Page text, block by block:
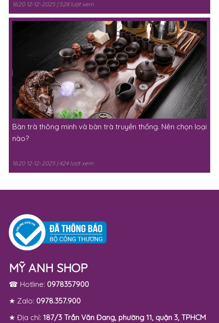
16:20 12-12-2025 | 528 lượt xem
Bàn trà thông minh và bàn trà truyền thống. Nên chọn loại
nào?
16:20 12-12-2025 | 424 lượt xem
MỸ ANH SHOP
☎ Hotline: 0978357900
★ Zalo: 0978.357.900
★ Địa chỉ: 187/3 Trần Văn Đang, phường 11, quận 3, TPHCM